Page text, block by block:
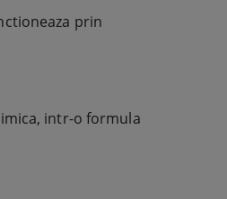
prin
intr-o formula